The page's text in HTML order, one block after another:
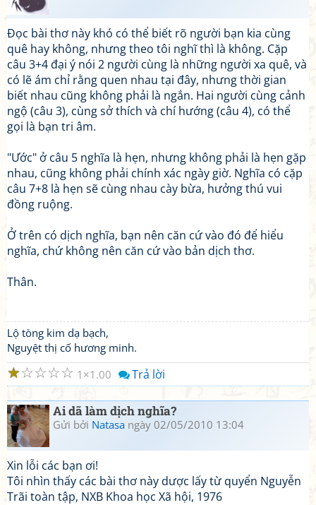
Đọc bài thơ này khó có thể biết rõ người bạn kia cùng
quê hay không, nhưng theo tôi nghĩ thì là không. Cặp
câu 3+4 đại ý nói 2 người cùng là những người xa quê, và
có lẽ ám chỉ rằng quen nhau tại đây, nhưng thời gian
biết nhau cũng không phải là ngắn. Hai người cùng cảnh
ngộ (câu 3), cùng sở thích và chí hướng (câu 4), có thể
gọi là bạn tri âm.
"Ước" ở câu 5 nghĩa là hẹn, nhưng không phải là hẹn gặp
nhau, cũng không phải chính xác ngày giờ. Nghĩa có cặp
câu 7+8 là hẹn sẽ cùng nhau cày bừa, hưởng thú vui
đồng ruộng.
Ở trên có dịch nghĩa, bạn nên căn cứ vào đó để hiểu
nghĩa, chứ không nên căn cứ vào bản dịch thơ.
Thân.
Lộ tòng kim dạ bạch,
Nguyệt thị cố hương minh.
☆
☆
☆
☆
☆ 1 1.00 Trả lời
Ai dã làm dịch nghĩa?
Gửi bởi Natasa ngày 02/05/2010 13:04
Xin lỗi các bạn ơi!
Tôi nhìn thấy các bài thơ này dược lấy từ quyển Nguyễn
Trãi toàn tập, NXB Khoa học Xã hội, 1976